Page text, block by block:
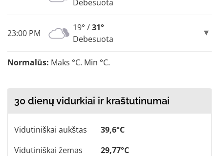
Debesuota
23:00 PM
19° /31°
Debesuota
Normalūs: Maks °C. Min °C.
30 dienų vidurkiai ir kraštutinumai
Vidutiniškai aukštas
39,6°C
Vidutiniškai žemas
29,77°C